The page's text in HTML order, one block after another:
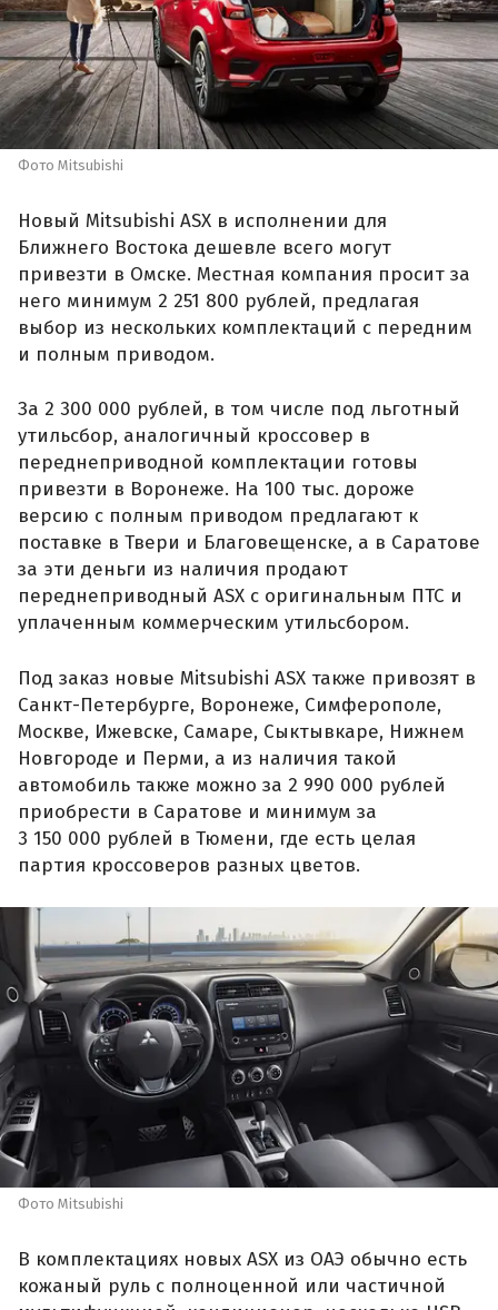
Фото Mitsubishi
Новый Mitsubishi ASX в исполнении для
Ближнего Востока дешевле всего могут
привезти в Омске. Местная компания просит за
него минимум 2 251 800 рублей, предлагая
выбор из нескольких комплектаций с передним
и полным приводом.
За 2 300 000 рублей, в том числе под льготный
утильсбор, аналогичный кроссовер в
переднеприводной комплектации готовы
привезти в Воронеже. На 100 тыс. дороже
версию с полным приводом предлагают к
поставке в Твери и Благовещенске, а в Саратове
за эти деньги из наличия продают
переднеприводный ASX с оригинальным ПТС и
уплаченным коммерческим утильсбором.
Под заказ новые Mitsubishi ASX также привозят в
Санкт-Петербурге, Воронеже, Симферополе,
Москве, Ижевске, Самаре, Сыктывкаре, Нижнем
Новгороде и Перми, а из наличия такой
автомобиль также можно за 2 990 000 рублей
приобрести в Саратове и минимум за
3 150 000 рублей в Тюмени, где есть целая
партия кроссоверов разных цветов.
Фото Mitsubishi
В комплектациях новых ASX из ОАЭ обычно есть
кожаный руль с полноценной или частичной